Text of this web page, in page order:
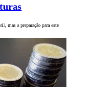
mas a preparação para este